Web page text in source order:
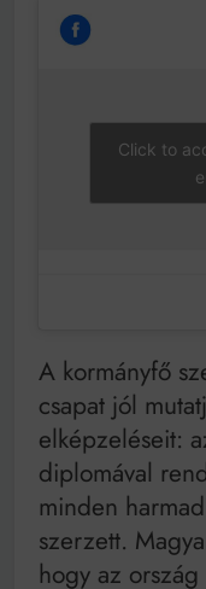
Click to
A kormányfő
csapat jól
elképzeléseit:
diplomával
minden
szerzett.
hogy az ország